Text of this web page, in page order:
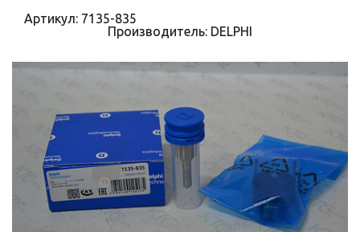
Артикул: 7135-835
Производитель: DELPHI